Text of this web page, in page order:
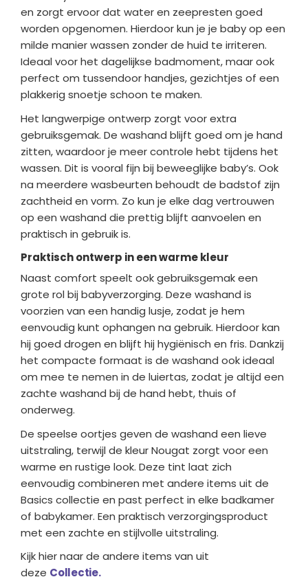
en zorgt ervoor dat water en zeepresten goed
worden opgenomen. Hierdoor kun je je baby op een
milde manier wassen zonder de huid te irriteren.
Ideaal voor het dagelijkse badmoment, maar ook
perfect om tussendoor handjes, gezichtjes of een
plakkerig snoetje schoon te maken.
Het langwerpige ontwerp zorgt voor extra
gebruiksgemak. De washand blijft goed om je hand
zitten, waardoor je meer controle hebt tijdens het
wassen. Dit is vooral fijn bij beweeglijke baby’s. Ook
na meerdere wasbeurten behoudt de badstof zijn
zachtheid en vorm. Zo kun je elke dag vertrouwen
op een washand die prettig blijft aanvoelen en
praktisch in gebruik is.
Praktisch ontwerp in een warme kleur
Naast comfort speelt ook gebruiksgemak een
grote rol bij babyverzorging. Deze washand is
voorzien van een handig lusje, zodat je hem
eenvoudig kunt ophangen na gebruik. Hierdoor kan
hij goed drogen en blijft hij hygiënisch en fris. Dankzij
het compacte formaat is de washand ook ideaal
om mee te nemen in de luiertas, zodat je altijd een
zachte washand bij de hand hebt, thuis of
onderweg.
De speelse oortjes geven de washand een lieve
uitstraling, terwijl de kleur Nougat zorgt voor een
warme en rustige look. Deze tint laat zich
eenvoudig combineren met andere items uit de
Basics collectie en past perfect in elke badkamer
of babykamer. Een praktisch verzorgingsproduct
met een zachte en stijlvolle uitstraling.
Kijk hier naar de andere items van uit
deze Collectie.